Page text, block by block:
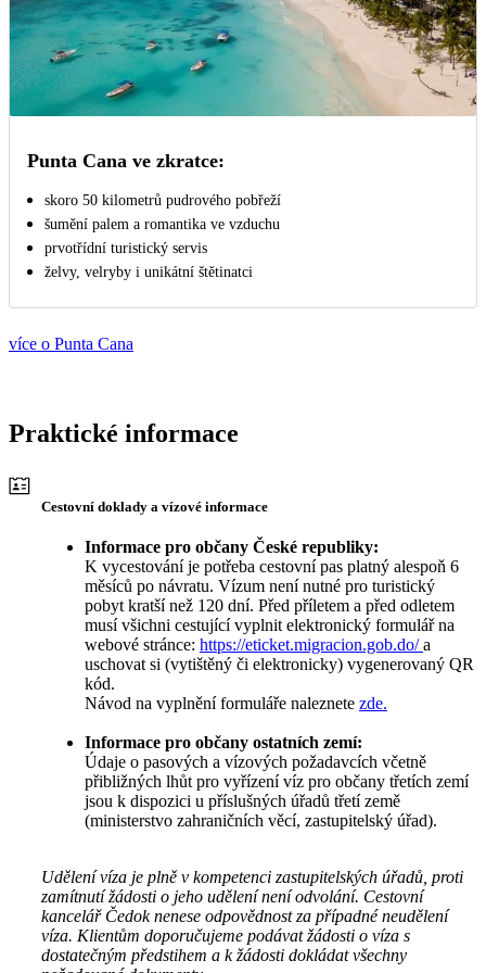
Punta Cana ve zkratce:
skoro 50 kilometrů pudrového pobřeží
šumění palem a romantika ve vzduchu
prvotřídní turistický servis
želvy, velryby i unikátní štětinatci
více o Punta Cana
Praktické informace
Cestovní doklady a vízové informace
Informace pro občany České republiky:
K vycestování je potřeba cestovní pas platný alespoň 6
měsíců po návratu. Vízum není nutné pro turistický
pobyt kratší než 120 dní. Před příletem a před odletem
musí všichni cestující vyplnit elektronický formulář na
webové stránce: https://eticket.migracion.gob.do/a
uschovat si (vytištěný či elektronicky) vygenerovaný QR
kód.
Návod na vyplnění formuláře naleznete zde.
Informace pro občany ostatních zemí:
Údaje o pasových a vízových požadavcích včetně
přibližných lhůt pro vyřízení víz pro občany třetích zemí
jsou k dispozici u příslušných úřadů třetí země
(ministerstvo zahraničních věcí, zastupitelský úřad).
Udělení víza je plně v kompetenci zastupitelských úřadů, proti
zamítnutí žádosti o jeho udělení není odvolání. Cestovní
kancelář Čedok nenese odpovědnost za případné neudělení
víza. Klientům doporučujeme podávat žádosti o víza s
dostatečným předstihem a k žádosti dokládat všechny